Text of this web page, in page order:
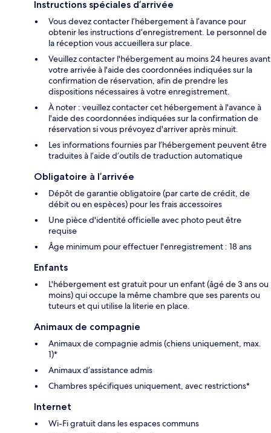
Instructions spéciales d’arrivée
Vous devez contacter l’hébergement à l’avance pour
obtenir les instructions d’enregistrement. Le personnel de
la réception vous accueillera sur place.
Veuillez contacter l'hébergement au moins 24 heures avant
votre arrivée à l'aide des coordonnées indiquées sur la
confirmation de réservation, afin de prendre les
dispositions nécessaires à votre enregistrement.
À noter : veuillez contacter cet hébergement à l'avance à
l'aide des coordonnées indiquées sur la confirmation de
réservation si vous prévoyez d'arriver après minuit.
Les informations fournies par l’hébergement peuvent être
traduites à l’aide d’outils de traduction automatique
Obligatoire à l’arrivée
Dépôt de garantie obligatoire (par carte de crédit, de
débit ou en espèces) pour les frais accessoires
Une pièce d'identité officielle avec photo peut être
requise
Âge minimum pour effectuer l'enregistrement : 18 ans
Enfants
L'hébergement est gratuit pour un enfant (âgé de 3 ans ou
moins) qui occupe la même chambre que ses parents ou
tuteurs et qui utilise la literie en place.
Animaux de compagnie
Animaux de compagnie admis (chiens uniquement, max.
1)*
Animaux d’assistance admis
Chambres spécifiques uniquement, avec restrictions*
Internet
Wi-Fi gratuit dans les espaces communs